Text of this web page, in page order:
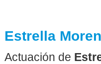
Estrella
Actuación de